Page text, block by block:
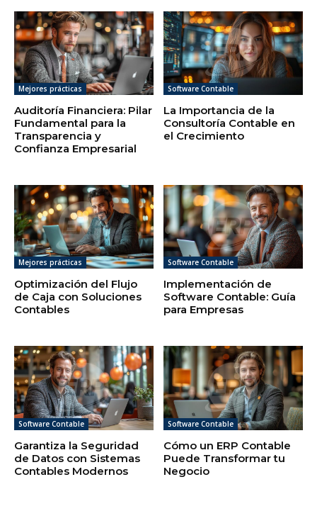
Mejores prácticas
Auditoría Financiera: Pilar
Fundamental para la
Transparencia y
Confianza Empresarial
Software Contable
La Importancia de la
Consultoría Contable en
el Crecimiento
Mejores prácticas
Optimización del Flujo
de Caja con Soluciones
Contables
Software Contable
Implementación de
Software Contable: Guía
para Empresas
Software Contable
Garantiza la Seguridad
de Datos con Sistemas
Contables Modernos
Software Contable
Cómo un ERP Contable
Puede Transformar tu
Negocio